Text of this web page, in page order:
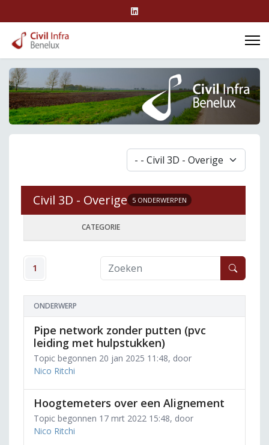
Civil 3D - Overige 5 ONDERWERPEN
CATEGORIE
1
ONDERWERP
Pipe network zonder putten (pvc
leiding met hulpstukken)
Topic begonnen 20 jan 2025 11:48, door
Nico Ritchi
Hoogtemeters over een Alignement
Topic begonnen 17 mrt 2022 15:48, door
Nico Ritchi